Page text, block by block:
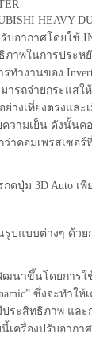
HEAVY
รับอากาศโดยใช้
ภาพในการประห
รทำงานของ
ารถจ่ายกระแสใ
างเที่ยงตรงแล
วามเย็น ดังนั้น
าคอมเพรสเซอร์
ด้วยการกดปุ่
ปแบบต่างๆ ด้วย
ฒนาขึ้นโดยการใ
ซึ่งจะทำใ
ะสิทธิภาพ และ
ครื่องปรับอากา